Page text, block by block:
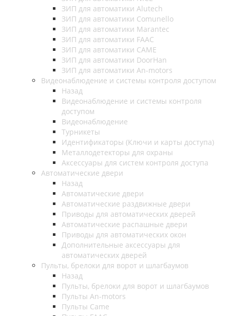
ЗИП для автоматики Alutech
ЗИП для автоматики Comunello
ЗИП для автоматики Marantec
ЗИП для автоматики FAAC
ЗИП для автоматики CAME
ЗИП для автоматики DoorHan
ЗИП для автоматики An-motors
Видеонаблюдение и системы контроля доступом
Назад
Видеонаблюдение и системы контроля
доступом
Видеонаблюдение
Турникеты
Идентификаторы (Ключи и карты доступа)
Металлодетекторы для охраны
Аксессуары для систем контроля доступа
Автоматические двери
Назад
Автоматические двери
Автоматические раздвижные двери
Приводы для автоматических дверей
Автоматические распашные двери
Приводы для автоматических окон
Дополнительные аксессуары для
автоматических дверей
Пульты, брелоки для ворот и шлагбаумов
Назад
Пульты, брелоки для ворот и шлагбаумов
Пульты An-motors
Пульты Came